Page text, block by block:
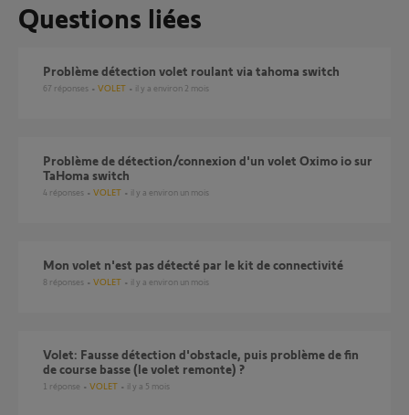
Questions liées
Problème détection volet roulant via tahoma switch
67 réponses VOLET il y a environ 2 mois
Problème de détection/connexion d'un volet Oximo io sur
TaHoma switch
4 réponses VOLET il y a environ un mois
Mon volet n'est pas détecté par le kit de connectivité
8 réponses VOLET il y a environ un mois
Volet: Fausse détection d'obstacle, puis problème de fin
de course basse (le volet remonte) ?
1 réponse VOLET il y a 5 mois